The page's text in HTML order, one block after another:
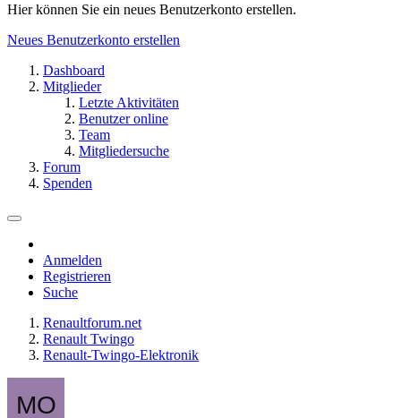
Hier können Sie ein neues Benutzerkonto erstellen.
Neues Benutzerkonto erstellen
Dashboard
Mitglieder
Letzte Aktivitäten
Benutzer online
Team
Mitgliedersuche
Forum
Spenden
Anmelden
Registrieren
Suche
Renaultforum.net
Renault Twingo
Renault-Twingo-Elektronik